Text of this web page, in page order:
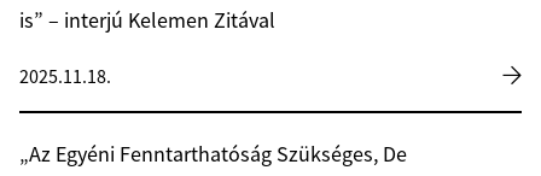
is” – interjú Kelemen Zitával
2025.11.18.
„Az Egyéni Fenntarthatóság Szükséges, De